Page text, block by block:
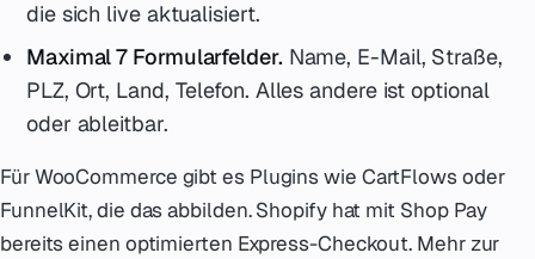
die sich live aktualisiert.
Maximal 7 Formularfelder. Name, E-Mail, Straße,
PLZ, Ort, Land, Telefon. Alles andere ist optional
oder ableitbar.
Für WooCommerce gibt es Plugins wie CartFlows oder
FunnelKit, die das abbilden. Shopify hat mit Shop Pay
bereits einen optimierten Express-Checkout. Mehr zur